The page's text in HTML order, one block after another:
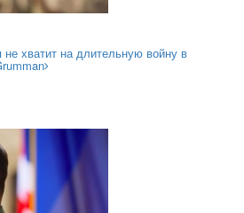
хватит на длительную войну в